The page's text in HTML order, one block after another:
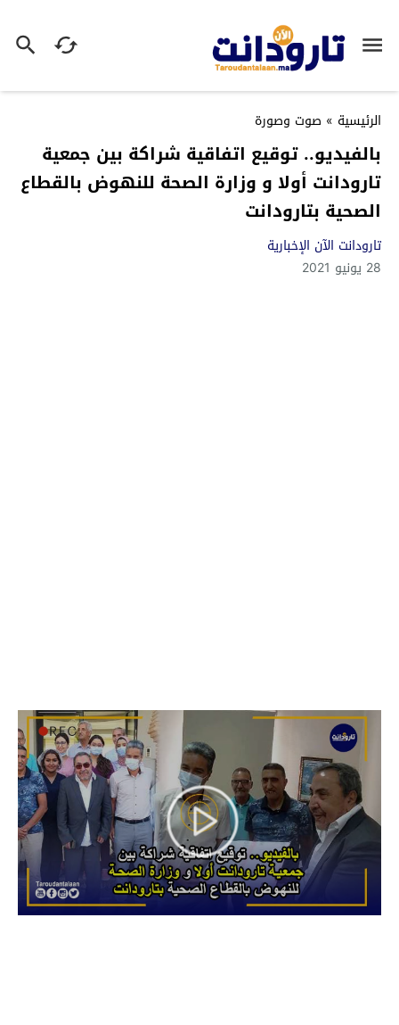
الرئيسية » صوت وصورة
بالفيديو.. توقيع اتفاقية شراكة بين جمعية
تارودانت أولا و وزارة الصحة للنهوض بالقطاع
الصحية بتارودانت
تارودانت الآن الإخبارية
28 يونيو 2021